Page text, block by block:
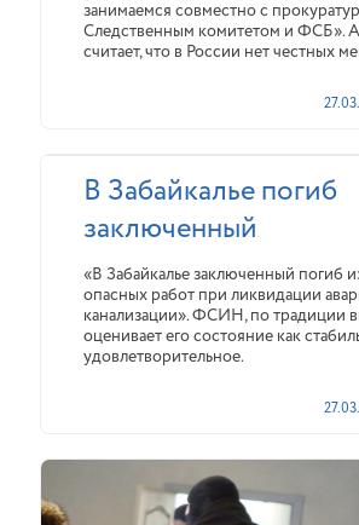
занимаемся совместно с
Следственным комитетом и ФСБ».
считает, что в России нет честных
В Забайкалье погиб
заключенный
«В Забайкалье заключенный погиб
опасных работ при ликвидации
канализации». ФСИН, по традиции
оценивает его состояние как
удовлетворительное.